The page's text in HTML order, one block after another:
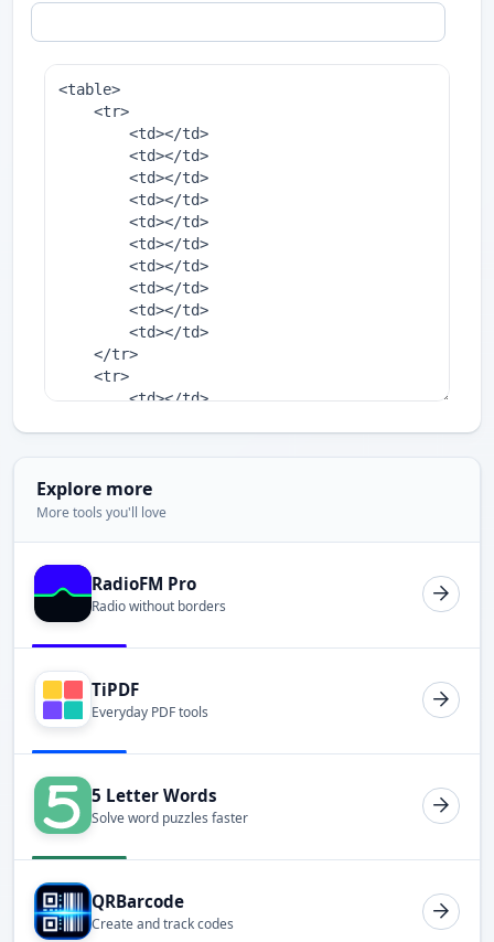
Explore more
More tools you'll love
RadioFM Pro
Radio without borders
TiPDF
Everyday PDF tools
5 Letter Words
Solve word puzzles faster
QRBarcode
Create and track codes